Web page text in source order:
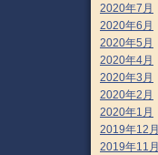
2020年7月
2020年6月
2020年5月
2020年4月
2020年3月
2020年2月
2020年1月
2019年12月
2019年11月